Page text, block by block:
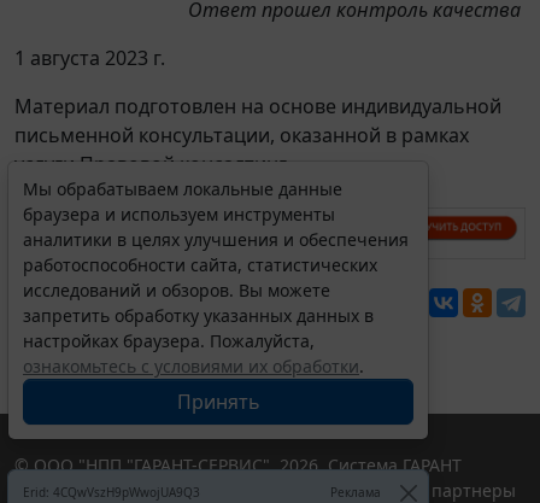
Ответ прошел контроль качества
1 августа 2023 г.
Материал подготовлен на основе индивидуальной
письменной консультации, оказанной в рамках
услуги Правовой консалтинг.
Перепечатка
Мы обрабатываем локальные данные
браузера и используем инструменты
аналитики в целях улучшения и обеспечения
работоспособности сайта, статистических
исследований и обзоров. Вы можете
запретить обработку указанных данных в
настройках браузера. Пожалуйста,
ознакомьтесь с условиями их обработки.
Принять
Erid: 4CQwVszH9pWwojUA9Q3 Реклама
© ООО "НПП "ГАРАНТ-СЕРВИС", 2026. Система ГАРАНТ
выпускается с 1990 года. Компания "Гарант" и ее партнеры